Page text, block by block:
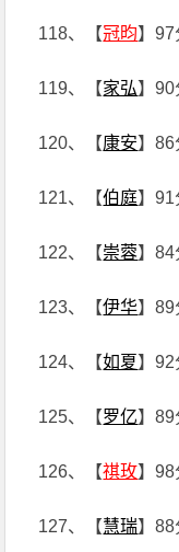
118、【冠昀】97
119、【家弘】90
120、【康安】86
121、【伯庭】91
122、【崇蓉】84
123、【伊华】89
124、【如夏】92
125、【罗亿】89
126、【祺玫】98
127、【慧瑞】88